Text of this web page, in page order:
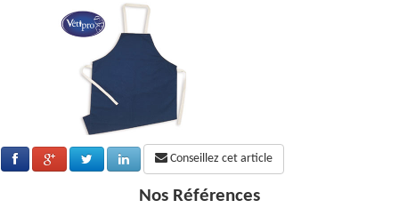
Conseillez cet article
Nos Références